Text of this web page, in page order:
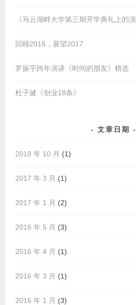
《马云湖畔大学第三期开学典礼上的
回顾2016，展望2017
罗振宇跨年演讲《时间的朋友》精选
杜子健《创业18条》
文章日期
2018 年 10 月 (1)
2017 年 3 月 (1)
2017 年 1 月 (2)
2016 年 5 月 (3)
2016 年 4 月 (1)
2016 年 3 月 (1)
2016 年 1 月 (3)